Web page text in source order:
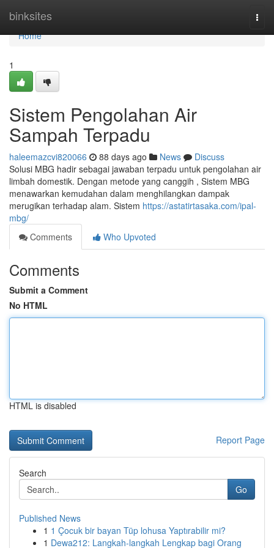
binksites
Home
Home
1
Sistem Pengolahan Air
Sampah Terpadu
haleemazcvi820066 88 days ago News
Discuss
Solusi MBG hadir sebagai jawaban terpadu untuk pengolahan air
limbah domestik. Dengan metode yang canggih , Sistem MBG
menawarkan kemudahan dalam menghilangkan dampak
merugikan terhadap alam. Sistem https://astatirtasaka.com/ipal-
mbg/
Comments
Who Upvoted
Comments
Submit a Comment
No HTML
HTML is disabled
Report Page
Search
Go
Published News
1 1 Çocuk bir bayan Tüp lohusa Yaptırabilir mi?
1 Dewa212: Langkah-langkah Lengkap bagi Orang